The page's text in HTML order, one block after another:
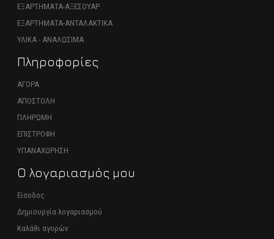
ΕΞΑΡΤΗΜΑΤΑ-ΑΞΕΣΟΥΑΡ
ΕΞΑΡΤΗΜΑΤΑ-ΑΝΤΑΛΑΚΤΙΚΑ
ΥΛΙΚΑ - ΑΝΑΛΩΣΙΜΑ
Πληροφορίες
ΑΓΟΡΑ
ΑΠΟΣΤΟΛΗ
ΠΛΗΡΩΜΗ
ΕΠΙΣΤΡΟΦΗ
ΥΠΑΝΑΧΩΡΗΣΗ
Ο λογαριασμός μου
Είσοδος
Δημιουργία λογαριασμού
Καλάθι αγορών